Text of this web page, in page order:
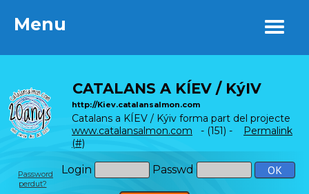
Menu
CATALANS A KÍEV / KýIV
http://Kiev.catalansalmon.com
Catalans a KÍEV / Kýiv forma part del projecte
www.catalansalmon.com - (151) -
Permalink
(#)
Login Passwd
Password
perdut?
Menu